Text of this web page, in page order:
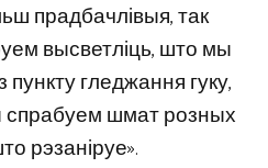
прадбачлівыя, так
высветліць, што мы
пункту гледжання гуку,
шмат розных
рэзаніруе».